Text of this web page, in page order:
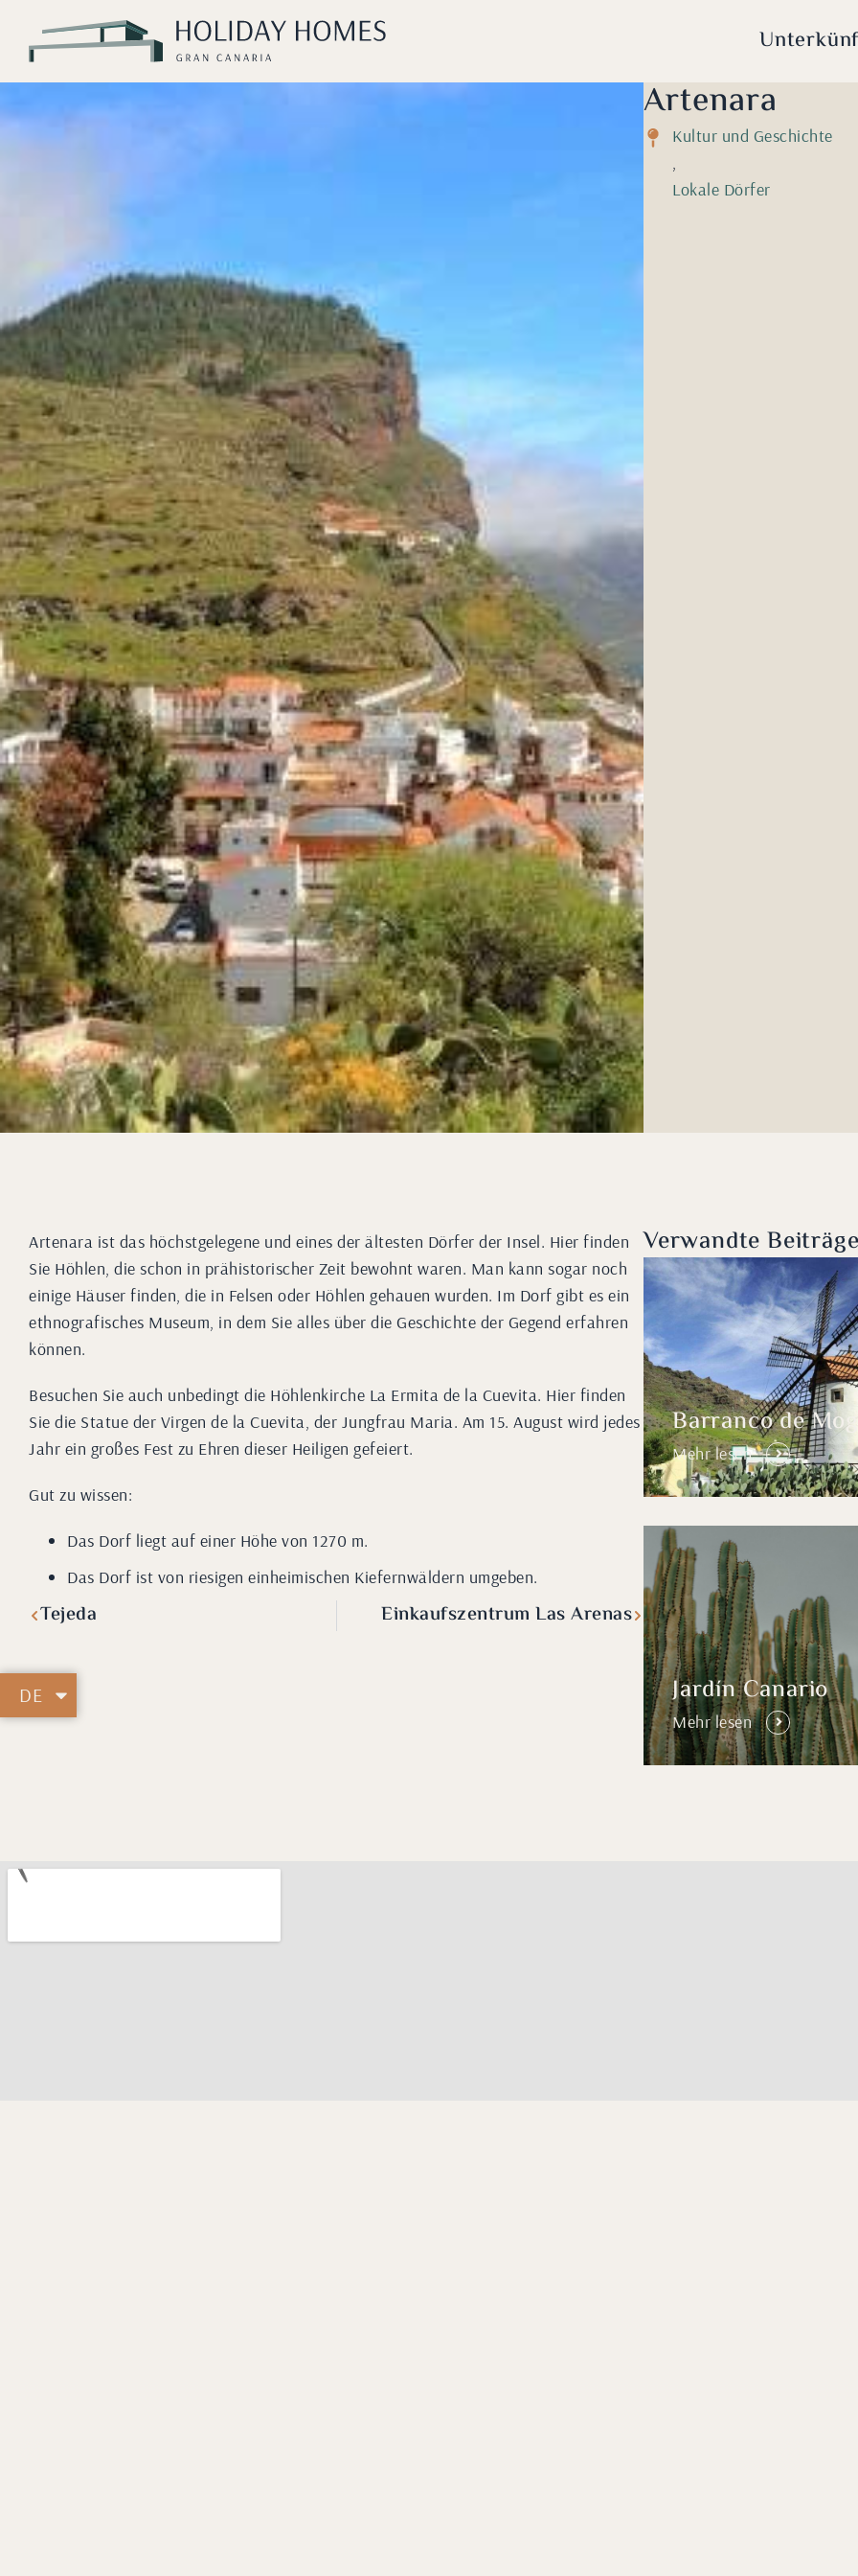
Artenara
Kultur und Geschichte
,
Lokale Dörfer
Artenara ist das höchstgelegene und eines der ältesten Dörfer der Insel. Hier finden
Sie Höhlen, die schon in prähistorischer Zeit bewohnt waren. Man kann sogar noch
einige Häuser finden, die in Felsen oder Höhlen gehauen wurden. Im Dorf gibt es ein
ethnografisches Museum, in dem Sie alles über die Geschichte der Gegend erfahren
können.
Besuchen Sie auch unbedingt die Höhlenkirche La Ermita de la Cuevita. Hier finden
Sie die Statue der Virgen de la Cuevita, der Jungfrau Maria. Am 15. August wird jedes
Jahr ein großes Fest zu Ehren dieser Heiligen gefeiert.
Gut zu wissen:
Das Dorf liegt auf einer Höhe von 1270 m.
Das Dorf ist von riesigen einheimischen Kiefernwäldern umgeben.
Tejeda Einkaufszentrum Las Arenas
Verwandte
Barranco de
Mehr lesen
Jardín Canario
Mehr lesen
DE